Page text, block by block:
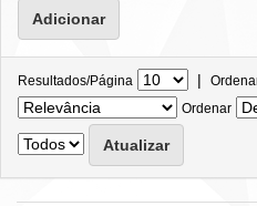
Resultados/Página |
Ordenar